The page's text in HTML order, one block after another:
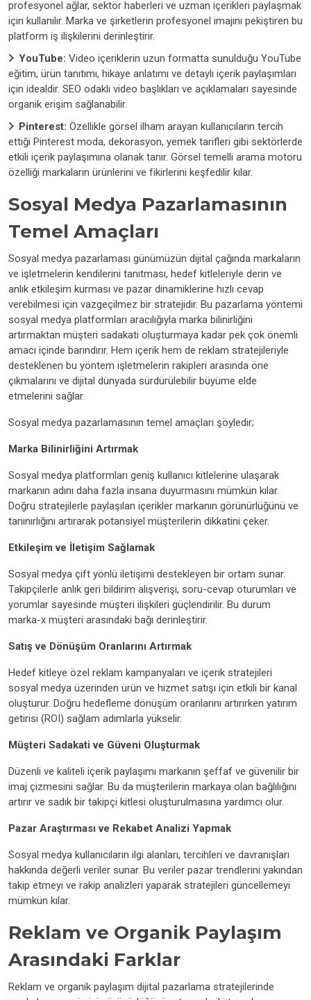
profesyonel ağlar, sektör haberleri ve uzman içerikleri paylaşmak
için kullanılır. Marka ve şirketlerin profesyonel imajını pekiştiren bu
platform iş ilişkilerini derinleştirir.
YouTube: Video içeriklerin uzun formatta sunulduğu YouTube
eğitim, ürün tanıtımı, hikaye anlatımı ve detaylı içerik paylaşımları
için idealdir. SEO odaklı video başlıkları ve açıklamaları sayesinde
organik erişim sağlanabilir.
Pinterest: Özellikle görsel ilham arayan kullanıcıların tercih
ettiği Pinterest moda, dekorasyon, yemek tarifleri gibi sektörlerde
etkili içerik paylaşımına olanak tanır. Görsel temelli arama motoru
özelliği markaların ürünlerini ve fikirlerini keşfedilir kılar.
Sosyal Medya Pazarlamasının
Temel Amaçları
Sosyal medya pazarlaması günümüzün dijital çağında markaların
ve işletmelerin kendilerini tanıtması, hedef kitleleriyle derin ve
anlık etkileşim kurması ve pazar dinamiklerine hızlı cevap
verebilmesi için vazgeçilmez bir stratejidir. Bu pazarlama yöntemi
sosyal medya platformları aracılığıyla marka bilinirliğini
artırmaktan müşteri sadakati oluşturmaya kadar pek çok önemli
amacı içinde barındırır. Hem içerik hem de reklam stratejileriyle
desteklenen bu yöntem işletmelerin rakipleri arasında öne
çıkmalarını ve dijital dünyada sürdürülebilir büyüme elde
etmelerini sağlar.
Sosyal medya pazarlamasının temel amaçları şöyledir;
Marka Bilinirliğini Artırmak
Sosyal medya platformları geniş kullanıcı kitlelerine ulaşarak
markanın adını daha fazla insana duyurmasını mümkün kılar.
Doğru stratejilerle paylaşılan içerikler markanın görünürlüğünü ve
tanınırlığını artırarak potansiyel müşterilerin dikkatini çeker.
Etkileşim ve İletişim Sağlamak
Sosyal medya çift yönlü iletişimi destekleyen bir ortam sunar.
Takipçilerle anlık geri bildirim alışverişi, soru-cevap oturumları ve
yorumlar sayesinde müşteri ilişkileri güçlendirilir. Bu durum
marka-x müşteri arasındaki bağı derinleştirir.
Satış ve Dönüşüm Oranlarını Artırmak
Hedef kitleye özel reklam kampanyaları ve içerik stratejileri
sosyal medya üzerinden ürün ve hizmet satışı için etkili bir kanal
oluşturur. Doğru hedefleme dönüşüm oranlarını artırırken yatırım
getirisi (ROI) sağlam adımlarla yükselir.
Müşteri Sadakati ve Güveni Oluşturmak
Düzenli ve kaliteli içerik paylaşımı markanın şeffaf ve güvenilir bir
imaj çizmesini sağlar. Bu da müşterilerin markaya olan bağlılığını
artırır ve sadık bir takipçi kitlesi oluşturulmasına yardımcı olur.
Pazar Araştırması ve Rekabet Analizi Yapmak
Sosyal medya kullanıcıların ilgi alanları, tercihleri ve davranışları
hakkında değerli veriler sunar. Bu veriler pazar trendlerini yakından
takip etmeyi ve rakip analizleri yaparak stratejileri güncellemeyi
mümkün kılar.
Reklam ve Organik Paylaşım
Arasındaki Farklar
Reklam ve organik paylaşım dijital pazarlama stratejilerinde